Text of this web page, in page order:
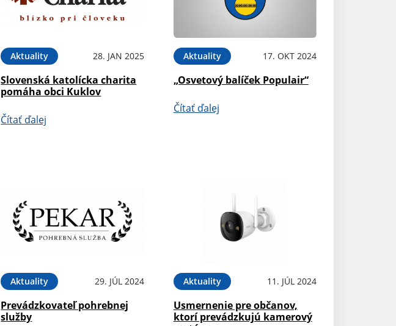
Aktuality 28. JAN 2025
Slovenská katolícka charita
pomáha obci Kuklov
Čítať ďalej
Aktuality 17. OKT 2024
„Osvetový balíček Populair“
Čítať ďalej
Aktuality 29. JÚL 2024
Prevádzkovateľ pohrebnej
služby
Aktuality 11. JÚL 2024
Usmernenie pre občanov,
ktorí prevádzkujú kamerový